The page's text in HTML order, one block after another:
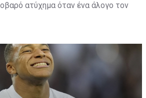
ατύχημα όταν ένα άλογο τον
Θεραπείας νοσοκομείου της
χάσει 20 κιλά στη ΜΕΘ, αλλά και
του μάζας! Μάλιστα, οι γιατροί
πληγή ήταν μισό εκατοστό πιο